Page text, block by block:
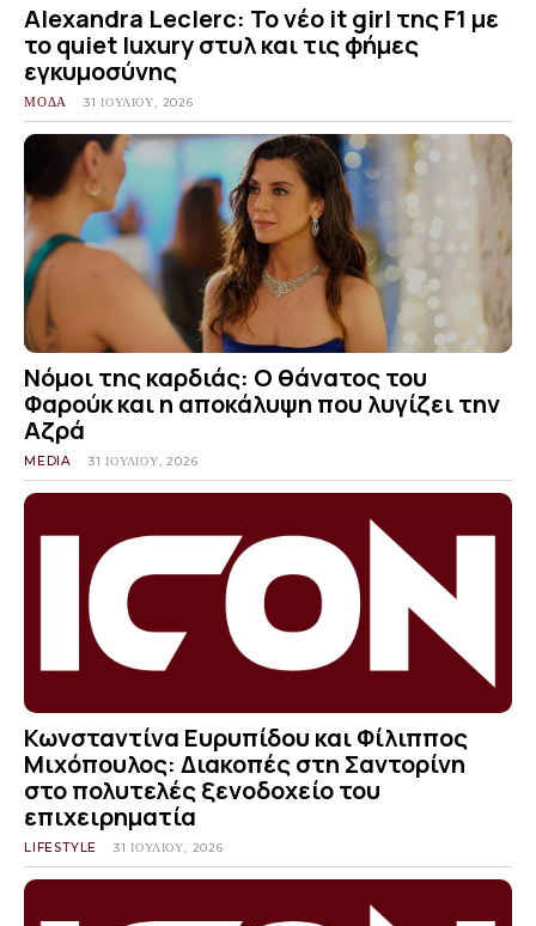
Alexandra Leclerc: Το νέο it girl της F1 με
το quiet luxury στυλ και τις φήμες
εγκυμοσύνης
ΜΟΔΑ 31 ΙΟΥΛΊΟΥ, 2026
Νόμοι της καρδιάς: Ο θάνατος του
Φαρούκ και η αποκάλυψη που λυγίζει την
Αζρά
MEDIA 31 ΙΟΥΛΊΟΥ, 2026
Κωνσταντίνα Ευρυπίδου και Φίλιππος
Μιχόπουλος: Διακοπές στη Σαντορίνη
στο πολυτελές ξενοδοχείο του
επιχειρηματία
LIFESTYLE 31 ΙΟΥΛΊΟΥ, 2026